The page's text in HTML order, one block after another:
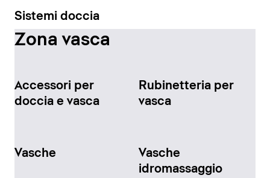
Sistemi doccia
Zona vasca
Accessori per
doccia e vasca
Rubinetteria per
vasca
Vasche
Vasche
idromassaggio